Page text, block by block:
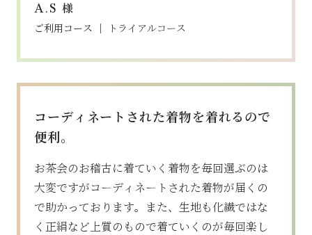
A.S 様
ご利用コース ｜ トライアルコース
コーディネートされた着物を着れるので
便利。
お茶会のお稽古に着ていく着物を毎回選ぶのは
大変ですがコーディネートされた着物が届くの
で助かっております。また、生地も化繊ではな
く正絹など上質のもので着ていくのが毎回楽し